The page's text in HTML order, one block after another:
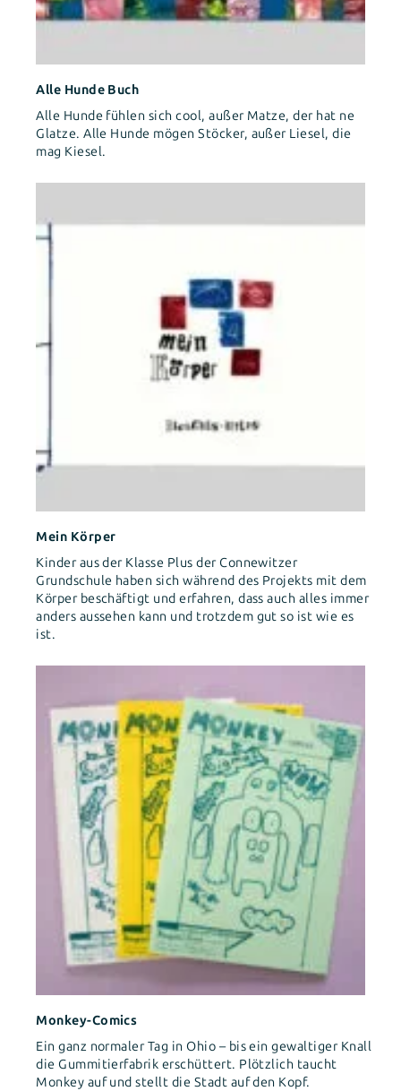
Alle Hunde Buch
Alle Hunde fühlen sich cool, außer Matze, der hat ne
Glatze. Alle Hunde mögen Stöcker, außer Liesel, die
mag Kiesel.
Mein Körper
Kinder aus der Klasse Plus der Connewitzer
Grundschule haben sich während des Projekts mit dem
Körper beschäftigt und erfahren, dass auch alles immer
anders aussehen kann und trotzdem gut so ist wie es
ist.
Monkey-Comics
Ein ganz normaler Tag in Ohio – bis ein gewaltiger Knall
die Gummitierfabrik erschüttert. Plötzlich taucht
Monkey auf und stellt die Stadt auf den Kopf.